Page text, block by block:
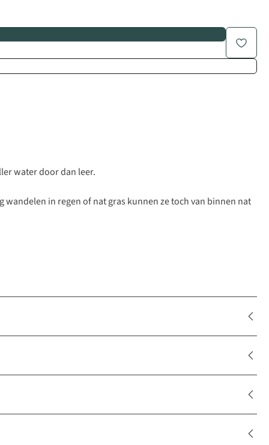
water door dan leer.
in regen of nat gras kunnen ze toch van binnen nat